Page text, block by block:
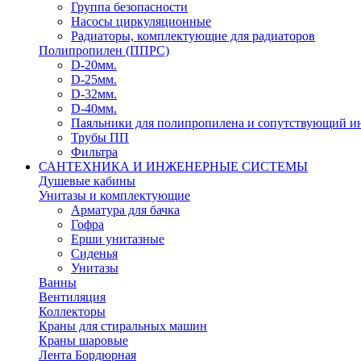
Группа безопасности
Насосы циркуляционные
Радиаторы, комплектующие для радиаторов
Полипропилен (ППРС)
D-20мм.
D-25мм.
D-32мм.
D-40мм.
Паяльники для полипропилена и сопутствующий
Трубы ПП
Фильтра
САНТЕХНИКА И ИНЖЕНЕРНЫЕ СИСТЕМЫ
Душевые кабины
Унитазы и комплектующие
Арматура для бачка
Гофра
Ерши унитазные
Сиденья
Унитазы
Ванны
Вентиляция
Коллекторы
Краны для стиральных машин
Краны шаровые
Лента Бордюрная